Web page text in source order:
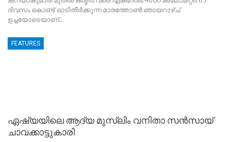
ദിവസം കൊണ്ട് ഓടിതീര്‍ക്കുന്ന മാരത്തോണ്‍ ഞായറാഴ്ച്
ഉച്ചയോടെയാണ്…
FEATURES
ഏഷ്യയിലെ ആദ്യ മുസ്ലിം വനിതാ സന്‍സായ്
ചാവക്കാട്ടുകാരി